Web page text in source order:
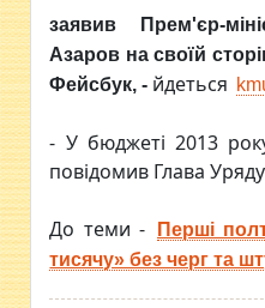
заявив Прем'єр-
Азаров на своїй
Фейсбук, - йдеться
- У бюджеті 2013
повідомив Глава
До теми -
Перші
тисячу» без черг та